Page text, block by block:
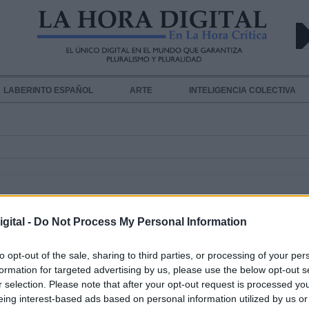
- Do Not Process My Personal Information
opt-out of the sale, sharing to third parties, or processing of your
for targeted advertising by us, please use the below opt-out
selection. Please note that after your opt-out request is processed
interest-based ads based on personal information utilized by us
LABERINTO ESPAÑOL ARTE INTELIGENCIA COLECTIVA
Jose Luis Ábalos se compromete a
el "Bono Renfe Cuenca-Valencia"
PorLa Hora Digital